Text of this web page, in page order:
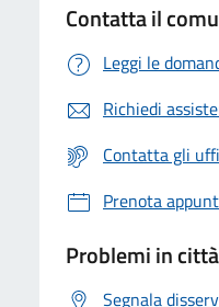
Contatta il
Leggi le
Richiedi
Contatta gli
Prenota
Problemi in città
Segnala